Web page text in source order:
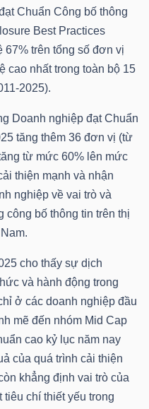
Chuẩn Công bố thông
Best Practices
trên tổng số đơn vị
cao nhất trong toàn bộ 15
2025).
Doanh nghiệp đạt Chuẩn
tăng thêm 36 đơn vị (từ
từ mức 60% lên mức
thiện mạnh và nhận
nghiệp về vai trò và
công bố thông tin trên thị
cho thấy sự dịch
và hành động trong
ở các doanh nghiệp đầu
mẽ đến nhóm Mid Cap
cao kỷ lục năm nay
của quá trình cải thiện
khẳng định vai trò của
chí thiết yếu trong